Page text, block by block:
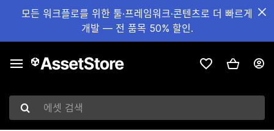
모든 워크플로를 위한 툴·프레임워크·콘텐츠로 더 빠르게
개발 — 전 품목 50% 할인.
에셋 검색